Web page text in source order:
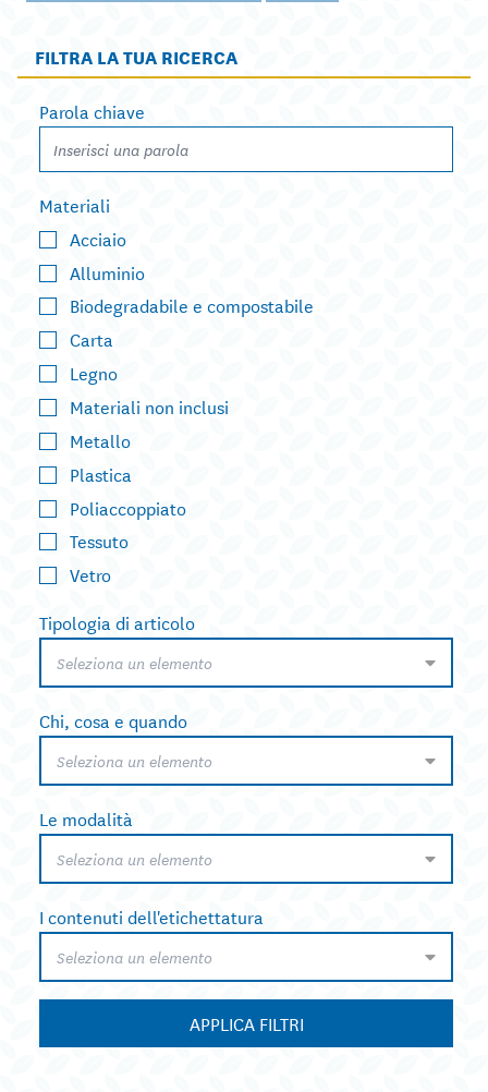
FILTRA LA TUA RICERCA
Parola chiave
Materiali
Acciaio
Alluminio
Biodegradabile e compostabile
Carta
Legno
Materiali non inclusi
Metallo
Plastica
Poliaccoppiato
Tessuto
Vetro
Tipologia di articolo
Seleziona un elemento
Chi, cosa e quando
Seleziona un elemento
Le modalità
Seleziona un elemento
I contenuti dell'etichettatura
Seleziona un elemento
APPLICA FILTRI